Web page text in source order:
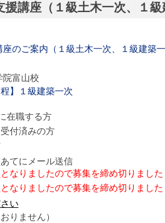
講座（１級土木一次、１
のご案内（１級土木一次、１級建築一
富山校
程】１級建築一次
在職する方
付済みの方
てにメール送信
なりましたので募集を締め切りました
なりましたので募集を締め切りました
い
りません）